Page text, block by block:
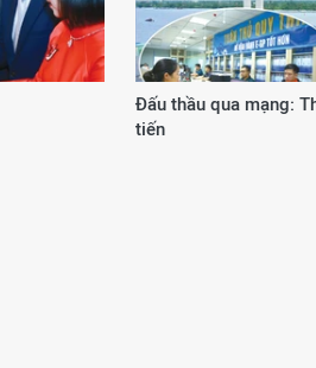
Đấu thầu qua mạng:
tiến